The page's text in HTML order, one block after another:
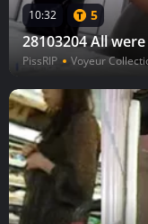
10:32 5
28103204 All
PissRIP Voyeur